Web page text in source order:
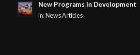
New Programs in Development
in: News Articles